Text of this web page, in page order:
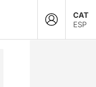
CAT
ESP